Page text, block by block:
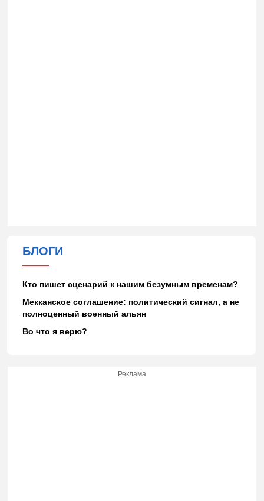
БЛОГИ
Кто пишет сценарий к нашим безумным временам?
Мекканское соглашение: политический сигнал, а не
полноценный военный альян
Во что я верю?
Реклама